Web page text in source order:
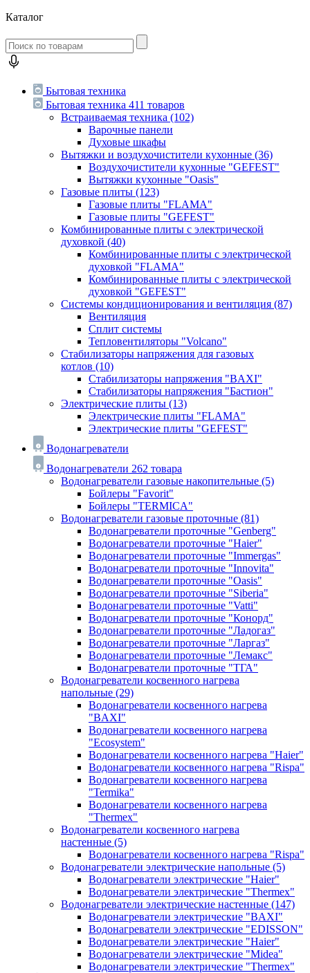
Каталог
Бытовая техника
Бытовая техника 411 товаров
Встраиваемая техника (102)
Варочные панели
Духовые шкафы
Вытяжки и воздухочистители кухонные (36)
Воздухочистители кухонные "GEFEST"
Вытяжки кухонные "Oasis"
Газовые плиты (123)
Газовые плиты "FLAMA"
Газовые плиты "GEFEST"
Комбинированные плиты с электрической
духовкой (40)
Комбинированные плиты с электрической
духовкой "FLAMA"
Комбинированные плиты с электрической
духовкой "GEFEST"
Системы кондиционирования и вентиляция (87)
Вентиляция
Сплит системы
Тепловентиляторы "Volcano"
Стабилизаторы напряжения для газовых
котлов (10)
Стабилизаторы напряжения "BAXI"
Стабилизаторы напряжения "Бастион"
Электрические плиты (13)
Электрические плиты "FLAMA"
Электрические плиты "GEFEST"
Водонагреватели
Водонагреватели 262 товара
Водонагреватели газовые накопительные (5)
Бойлеры "Favorit"
Бойлеры "TERMICA"
Водонагреватели газовые проточные (81)
Водонагреватели проточные "Genberg"
Водонагреватели проточные "Haier"
Водонагреватели проточные "Immergas"
Водонагреватели проточные "Innovita"
Водонагреватели проточные "Oasis"
Водонагреватели проточные "Siberia"
Водонагреватели проточные "Vatti"
Водонагреватели проточные "Конорд"
Водонагреватели проточные "Ладогаз"
Водонагреватели проточные "Ларгаз"
Водонагреватели проточные "Лемакс"
Водонагреватели проточные "ТГА"
Водонагреватели косвенного нагрева
напольные (29)
Водонагреватели косвенного нагрева
"BAXI"
Водонагреватели косвенного нагрева
"Ecosystem"
Водонагреватели косвенного нагрева "Haier"
Водонагреватели косвенного нагрева "Rispa"
Водонагреватели косвенного нагрева
"Termika"
Водонагреватели косвенного нагрева
"Thermex"
Водонагреватели косвенного нагрева
настенные (5)
Водонагреватели косвенного нагрева "Rispa"
Водонагреватели электрические напольные (5)
Водонагреватели электрические "Haier"
Водонагреватели электрические "Thermex"
Водонагреватели электрические настенные (147)
Водонагреватели электрические "BAXI"
Водонагреватели электрические "EDISSON"
Водонагреватели электрические "Haier"
Водонагреватели электрические "Midea"
Водонагреватели электрические "Thermex"